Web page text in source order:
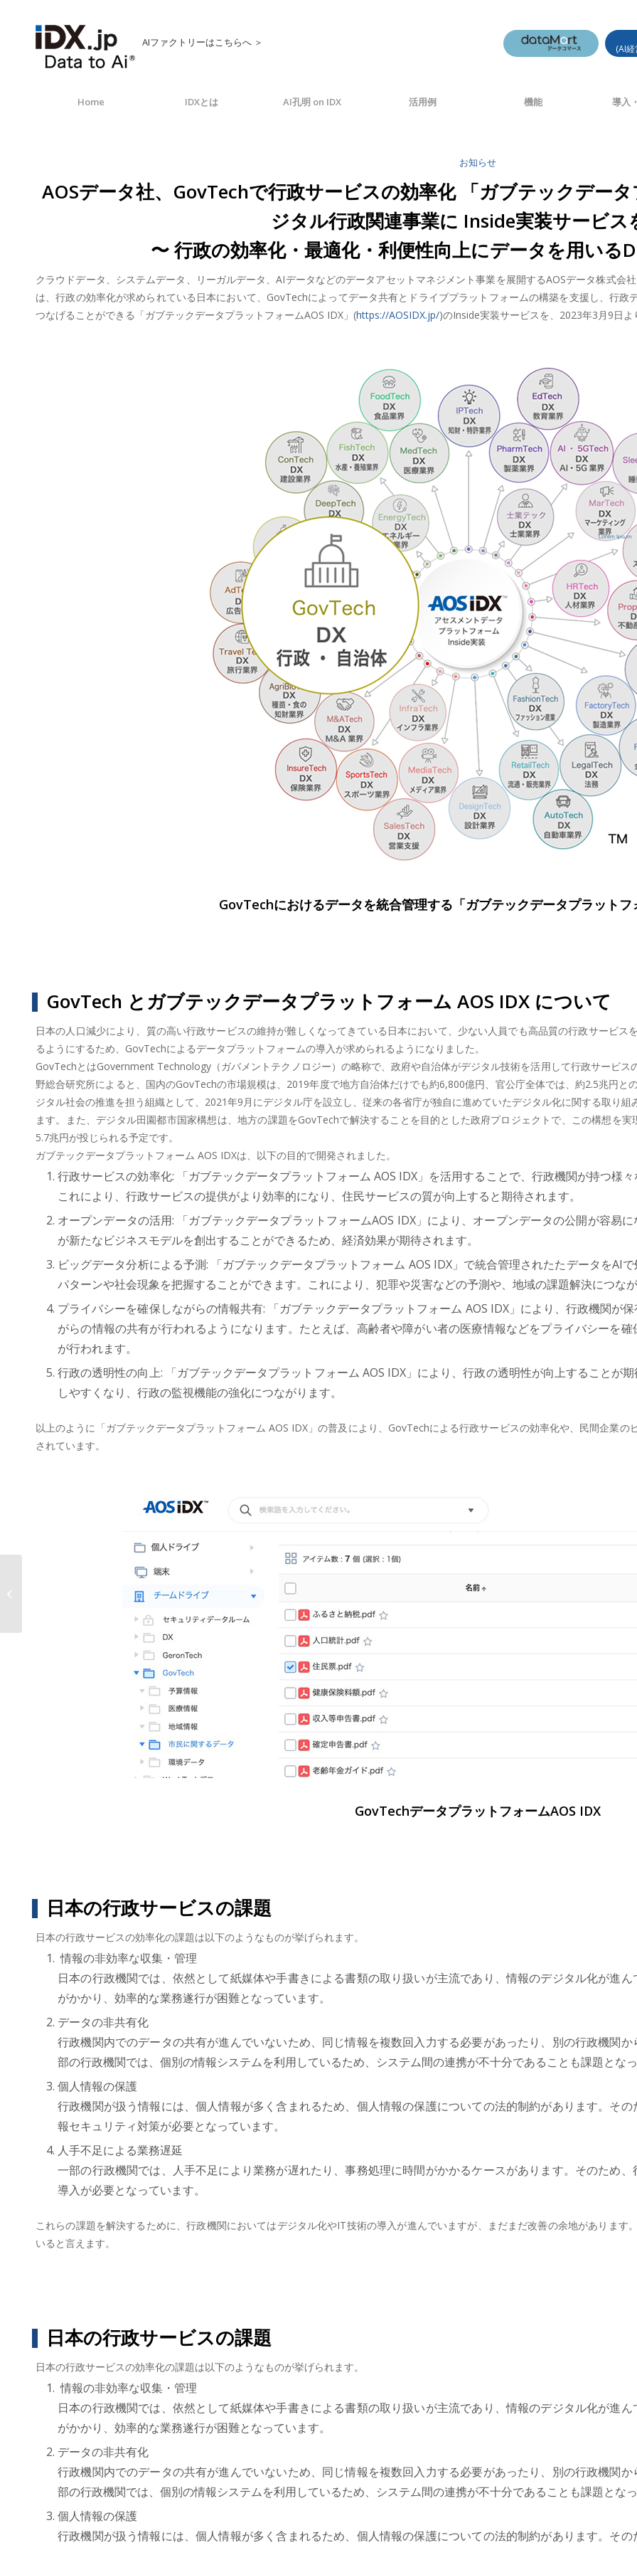
AIファクトリーはこちらへ ＞ (AI
Home IDXとは AI孔明 on IDX 活用例 機能 導入
お知らせ
AOSデータ社、GovTechで行政サービスの効率化 「ガブテックデー
ジタル行政関連事業に Inside実装サービス
〜 行政の効率化・最適化・利便性向上にデータを用い
クラウドデータ、システムデータ、リーガルデータ、AIデータなどのデータアセットマネジメント事業を展開するAOSデータ株式会
は、行政の効率化が求められている日本において、GovTechによってデータ共有とドライブプラットフォームの構築を支援し、行
つなげることができる「ガブテックデータプラットフォームAOS IDX」(https://AOSIDX.jp/)のInside実装サービスを、2023年3月9日
GovTechにおけるデータを統合管理する「ガブテックデータプラットフ
GovTech とガブテックデータプラットフォーム AOS IDX について
日本の人口減少により、質の高い行政サービスの維持が難しくなってきている日本において、少ない人員でも高品質の行政サービ
るようにするため、GovTechによるデータプラットフォームの導入が求められるようになりました。
GovTechとはGovernment Technology（ガバメントテクノロジー）の略称で、政府や自治体がデジタル技術を活用して行政サービ
野総合研究所によると、国内のGovTechの市場規模は、2019年度で地方自治体だけでも約6,800億円、官公庁全体では、約2.5兆円
ジタル社会の推進を担う組織として、2021年9月にデジタル庁を設立し、従来の各省庁が独自に進めていたデジタル化に関する取り
ます。また、デジタル田園都市国家構想は、地方の課題をGovTechで解決することを目的とした政府プロジェクトで、この構想を
5.7兆円が投じられる予定です。
ガブテックデータプラットフォーム AOS IDXは、以下の目的で開発されました。
行政サービスの効率化: 「ガブテックデータプラットフォーム AOS IDX」を活用することで、行政機関が持つ様
これにより、行政サービスの提供がより効率的になり、住民サービスの質が向上すると期待されます。
オープンデータの活用: 「ガブテックデータプラットフォームAOS IDX」により、オープンデータの公開が容易
が新たなビジネスモデルを創出することができるため、経済効果が期待されます。
ビッグデータ分析による予測: 「ガブテックデータプラットフォーム AOS IDX」で統合管理されたたデータをAI
パターンや社会現象を把握することができます。これにより、犯罪や災害などの予測や、地域の課題解決につな
プライバシーを確保しながらの情報共有: 「ガブテックデータプラットフォーム AOS IDX」により、行政機関が
がらの情報の共有が行われるようになります。たとえば、高齢者や障がい者の医療情報などをプライバシーを
が行われます。
行政の透明性の向上: 「ガブテックデータプラットフォーム AOS IDX」により、行政の透明性が向上することが
しやすくなり、行政の監視機能の強化につながります。
以上のように「ガブテックデータプラットフォーム AOS IDX」の普及により、GovTechによる行政サービスの効率化や、民間企業
されています。
GovTechデータプラットフォームAOS IDX
日本の行政サービスの課題
日本の行政サービスの効率化の課題は以下のようなものが挙げられます。
情報の非効率な収集・管理
日本の行政機関では、依然として紙媒体や手書きによる書類の取り扱いが主流であり、情報のデジタル化が進
がかかり、効率的な業務遂行が困難となっています。
データの非共有化
行政機関内でのデータの共有が進んでいないため、同じ情報を複数回入力する必要があったり、別の行政機関
部の行政機関では、個別の情報システムを利用しているため、システム間の連携が不十分であることも課題とな
個人情報の保護
行政機関が扱う情報には、個人情報が多く含まれるため、個人情報の保護についての法的制約があります。そ
報セキュリティ対策が必要となっています。
人手不足による業務遅延
一部の行政機関では、人手不足により業務が遅れたり、事務処理に時間がかかるケースがあります。そのため
導入が必要となっています。
これらの課題を解決するために、行政機関においてはデジタル化やIT技術の導入が進んでいますが、まだまだ改善の余地がありま
いると言えます。
日本の行政サービスの課題
日本の行政サービスの効率化の課題は以下のようなものが挙げられます。
情報の非効率な収集・管理
日本の行政機関では、依然として紙媒体や手書きによる書類の取り扱いが主流であり、情報のデジタル化が進
がかかり、効率的な業務遂行が困難となっています。
データの非共有化
行政機関内でのデータの共有が進んでいないため、同じ情報を複数回入力する必要があったり、別の行政機関
部の行政機関では、個別の情報システムを利用しているため、システム間の連携が不十分であることも課題とな
個人情報の保護
行政機関が扱う情報には、個人情報が多く含まれるため、個人情報の保護についての法的制約があります。そ
AOSデータ社、スポーツテックでス
ポーツパフォーマンス支援の「スポ